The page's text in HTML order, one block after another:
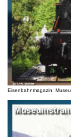
Eisenbahnmagazin: